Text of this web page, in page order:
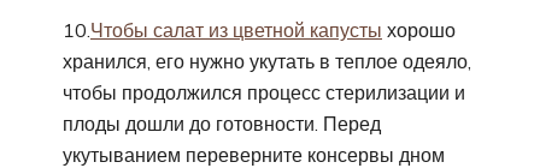
10. Чтобы салат из цветной капусты хорошо
хранился, его нужно укутать в теплое одеяло,
чтобы продолжился процесс стерилизации и
плоды дошли до готовности. Перед
укутыванием переверните консервы дном